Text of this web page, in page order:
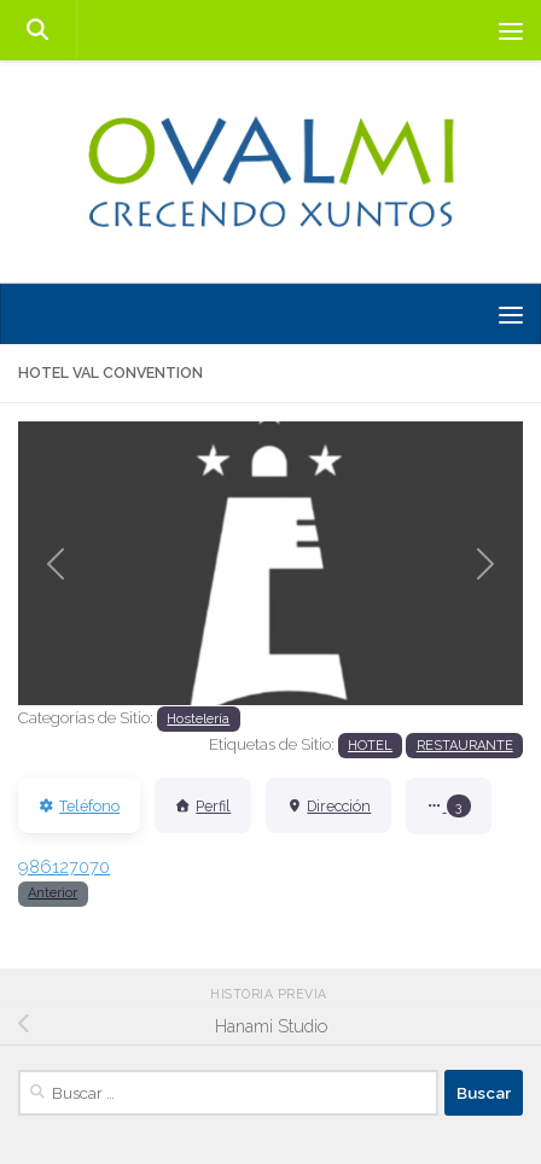
Saltar al contenido
HOTEL VAL CONVENTION
Anterior
Categorías de Sitio: Hostelería
Etiquetas de Sitio: HOTEL RESTAURANTE
Teléfono Perfil Dirección 3
986127070
Anterior
HISTORIA PREVIA
Hanami Studio
Buscar: